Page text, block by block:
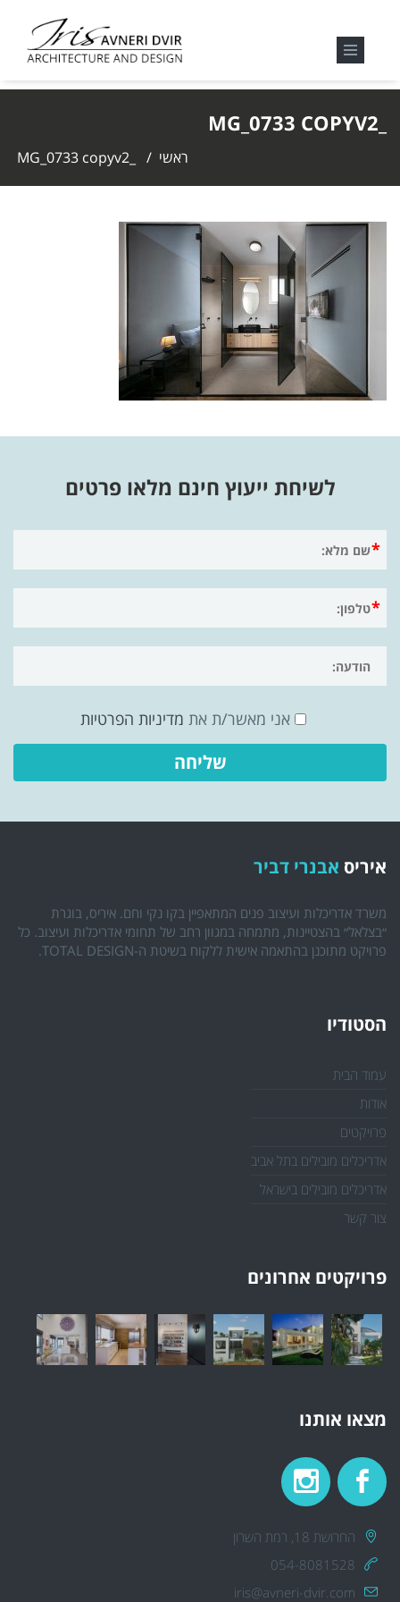
ראשי /
לשיחת ייעוץ חינם מלאו פרטים
אני מאשר/ת את מדיניות הפרטיות
איריס אבנרי דביר
משרד אדריכלות ועיצוב פנים המתאפיין בקו נקי וחם. איריס, בוגרת
״בצלאל״ בהצטיינות, מתמחה במגוון רחב של תחומי אדריכלות ועיצוב. כל
פרויקט מתוכנן בהתאמה אישית ללקוח בשיטת ה-TOTAL DESIGN.
הסטודיו
עמוד הבית
אודות
פרויקטים
אדריכלים מובילים בתל אביב
אדריכלים מובילים בישראל
צור קשר
פרויקטים אחרונים
מצאו אותנו
החרושת 18, רמת השרון
054-8081528
iris@avneri-dvir.com